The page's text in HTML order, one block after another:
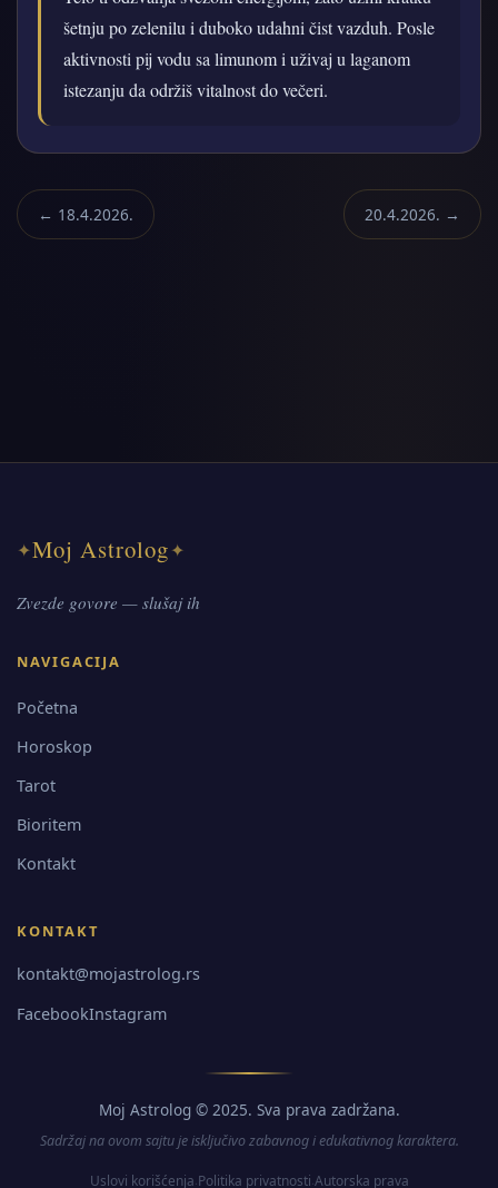
šetnju po zelenilu i duboko udahni čist vazduh. Posle
aktivnosti pij vodu sa limunom i uživaj u laganom
istezanju da održiš vitalnost do večeri.
← 18.4.2026. 20.4.2026. →
✦Moj Astrolog✦
Zvezde govore — slušaj ih
NAVIGACIJA
Početna
Horoskop
Tarot
Bioritem
Kontakt
KONTAKT
kontakt@mojastrolog.rs
FacebookInstagram
Moj Astrolog © 2025. Sva prava zadržana.
Sadržaj na ovom sajtu je isključivo zabavnog i edukativnog karaktera.
Uslovi korišćenja·Politika privatnosti·Autorska prava